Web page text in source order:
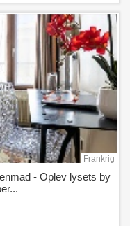
Frankrig
- Oplev lysets by